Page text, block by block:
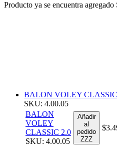
Producto ya se encuentra agregado
BALON VOLEY
SKU: 4.00.05
BALON
VOLEY
CLASSIC 2.0
SKU: 4.00.05
Añadir
al
pedido
ZZZ